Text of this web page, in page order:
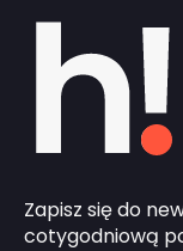
Zapisz się do
cotygodniową